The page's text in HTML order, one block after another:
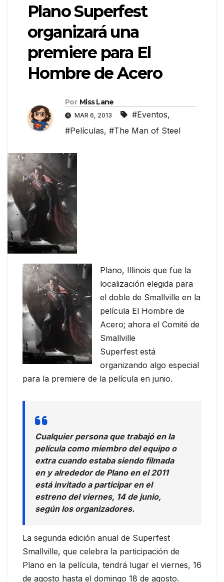
Plano Superfest
organizará una
premiere para El
Hombre de Acero
Por Miss Lane
MAR 6, 2013 #Eventos,
#Películas, #The Man of Steel
Plano, Illinois que fue la
localización elegida para
el doble de Smallville en la
película El Hombre de
Acero; ahora el Comité de
Smallville
Superfest está
organizando algo especial
para la premiere de la película en junio.
Cualquier persona que trabajó en la
película como miembro del equipo o
extra cuando estaba siendo filmada
en y alrededor de Plano en el 2011
está invitado a participar en el
estreno del viernes, 14 de junio,
según los organizadores.
La segunda edición anual de Superfest
Smallville, que celebra la participación de
Plano en la película, tendrá lugar el viernes, 16
de agosto hasta el domingo 18 de agosto.